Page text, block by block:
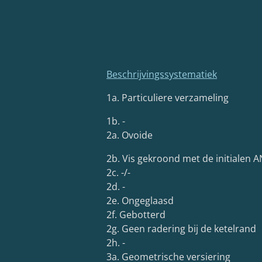
Beschrijvingssystematiek
1a. Particuliere verzameling
1b. -
2a. Ovoide
2b. Vis gekroond met de initialen
2c. -/-
2d. -
2e. Ongeglaasd
2f. Gebotterd
2g. Geen radering bij de ketelrand
2h. -
3a. Geometrische versiering